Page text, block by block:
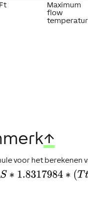
Maximum
flow
↑
voor het berekenen